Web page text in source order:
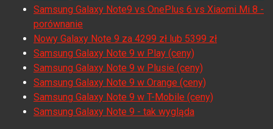
Samsung Galaxy Note9 vs OnePlus 6 vs Xiaomi Mi 8 -
porównanie
Nowy Galaxy Note 9 za 4299 zł lub 5399 zł
Samsung Galaxy Note 9 w Play (ceny)
Samsung Galaxy Note 9 w Plusie (ceny)
Samsung Galaxy Note 9 w Orange (ceny)
Samsung Galaxy Note 9 w T-Mobile (ceny)
Samsung Galaxy Note 9 - tak wygląda